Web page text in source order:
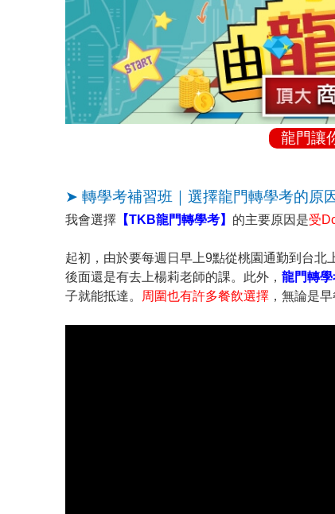
龍門讓
➤ 轉學考補習班｜選擇龍門轉學考的原
我會選擇 【TKB龍門轉學考】 的主要原因是受
起初，由於要每週日早上9點從桃園通勤到台
後面還是有去上楊莉老師的課。此外， 龍門轉學
子就能抵達。
周圍也有許多餐飲選擇 ，無論是